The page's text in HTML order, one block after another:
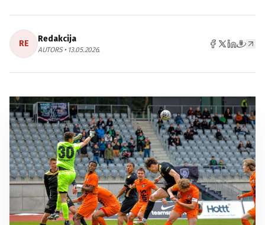
RE Redakcija
AUTORS • 13.05.2026.